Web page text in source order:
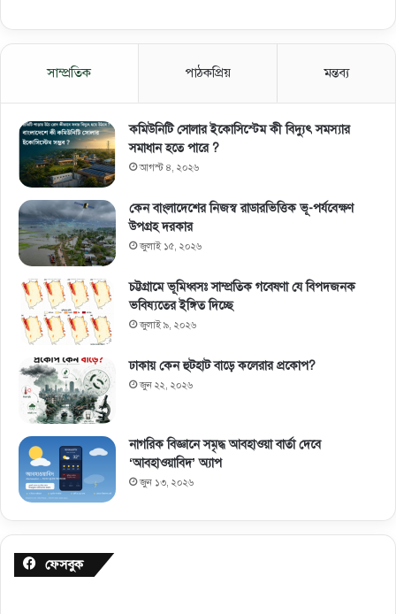
সাম্প্রতিক পাঠকপ্রিয় মন্তব্য
কমিউনিটি সোলার ইকোসিস্টেম কী বিদ্যুৎ সমস্যার
সমাধান হতে পারে ?
আগস্ট ৪, ২০২৬
কেন বাংলাদেশের নিজস্ব রাডারভিত্তিক ভূ-পর্যবেক্ষণ
উপগ্রহ দরকার
জুলাই ১৫, ২০২৬
চট্টগ্রামে ভূমিধ্বসঃ সাম্প্রতিক গবেষণা যে বিপদজনক
ভবিষ্যতের ইঙ্গিত দিচ্ছে
জুলাই ৯, ২০২৬
ঢাকায় কেন হুটহাট বাড়ে কলেরার প্রকোপ?
জুন ২২, ২০২৬
নাগরিক বিজ্ঞানে সমৃদ্ধ আবহাওয়া বার্তা দেবে
‘আবহাওয়াবিদ’ অ্যাপ
জুন ১৩, ২০২৬
ফেসবুক